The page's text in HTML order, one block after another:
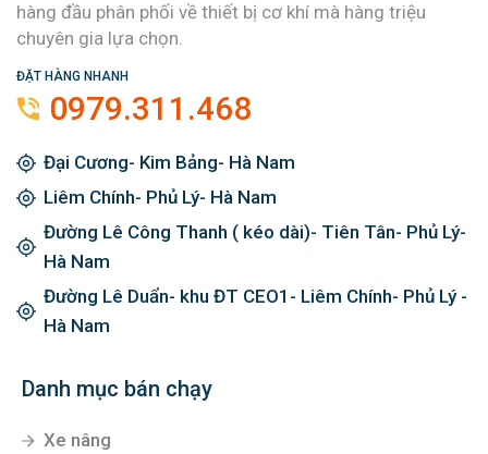
hàng đầu phân phối về thiết bị cơ khí mà hàng triệu
chuyên gia lựa chọn.
ĐẶT HÀNG NHANH
0979.311.468
Đại Cương- Kim Bảng- Hà Nam
Liêm Chính- Phủ Lý- Hà Nam
Đường Lê Công Thanh ( kéo dài)- Tiên Tân- Phủ Lý-
Hà Nam
Đường Lê Duẩn- khu ĐT CEO1- Liêm Chính- Phủ Lý -
Hà Nam
Danh mục bán chạy
Xe nâng